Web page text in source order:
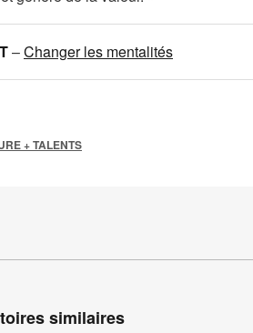
–Changer les mentalités
+ TALENTS
similaires